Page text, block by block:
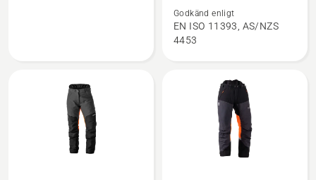
om
Midjebyxa,
Technical
Godkänd enligt
EN ISO 11393, AS/NZS
4453